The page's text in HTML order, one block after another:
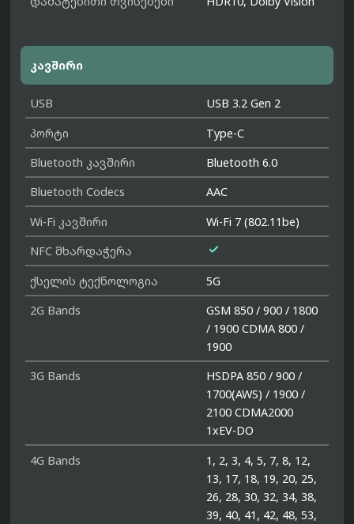
კავშირი
USB
USB 3.2 Gen 2
პორტი
Type-C
Bluetooth კავშირი
Bluetooth 6.0
Bluetooth Codecs
AAC
Wi-Fi კავშირი
Wi-Fi 7 (802.11be)
NFC მხარდაჭერა

ქსელის ტექნოლოგია
5G
2G Bands
GSM 850 / 900 / 1800
/ 1900 CDMA 800 /
1900
3G Bands
HSDPA 850 / 900 /
1700(AWS) / 1900 /
2100 CDMA2000
1xEV-DO
4G Bands
1, 2, 3, 4, 5, 7, 8, 12,
13, 17, 18, 19, 20, 25,
26, 28, 30, 32, 34, 38,
39, 40, 41, 42, 48, 53,